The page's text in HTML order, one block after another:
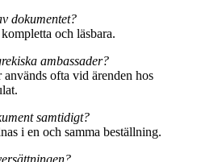
dokumentet?
och läsbara.
ambassader?
används ofta vid ärenden hos
samtidigt?
i en och samma beställning.